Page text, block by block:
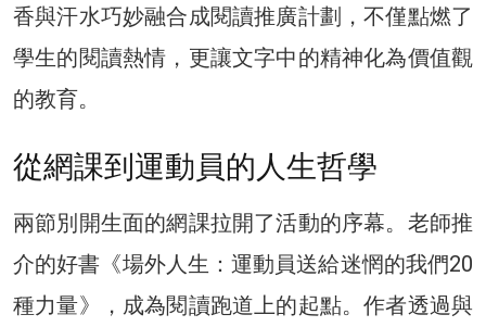
香與汗水巧妙融合成閱讀推廣計劃，不僅點燃了
學生的閱讀熱情，更讓文字中的精神化為價值觀
的教育。
從網課到運動員的人生哲學
兩節別開生面的網課拉開了活動的序幕。老師推
介的好書《場外人生：運動員送給迷惘的我們20
種力量》，成為閱讀跑道上的起點。作者透過與